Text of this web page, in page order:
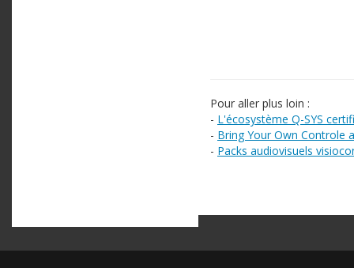
Pour aller plus loin :
- L'écosystème Q-SYS
- Bring Your Own Controle
- Packs audiovisuels